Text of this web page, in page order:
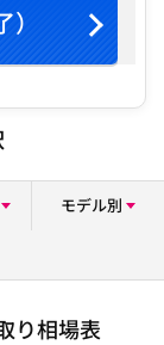
モデル別
り相場表